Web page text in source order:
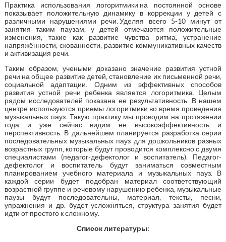
Практика использования логоритмики на постоянной основе
показывает положительную динамику в коррекции у детей с
различными нарушениями речи. Уделяя всего 5-10 минут от
занятия таким паузам, у детей отмечаются положительные
изменения, такие как развитие чувства ритма, устранение
напряжённости, скованности, развитие коммуникативных качеств
и активизация речи.
Таким образом, учеными доказано значение развития устной
речи на общее развитие детей, становление их письменной речи,
социальной адаптации. Одним из эффективных способов
развития устной речи ребенка является логоритмика. Целым
рядом исследователей показана ее результативность. В нашем
центре используются приемы логоритмики во время проведения
музыкальных пауз. Такую практику мы проводим на протяжении
года и уже сейчас видим ее высокоэффективность и
перспективность. В дальнейшем планируется разработка серии
последовательных музыкальных пауз для дошкольников разных
возрастных групп, которые будут проводится комплексно с двумя
специалистами (педагог-дефектолог и воспитатель). Педагог-
дефектолог и воспитатель будут заниматься совместным
планированием учебного материала и музыкальных пауз. В
каждой серии будет подобран материал соответствующий
возрастной группе и речевому нарушению ребенка, музыкальные
паузы будут последовательны, материал, тексты, песни,
упражнения и др. будет усложняться, структура занятия будет
идти от простого к сложному.
Список литературы: